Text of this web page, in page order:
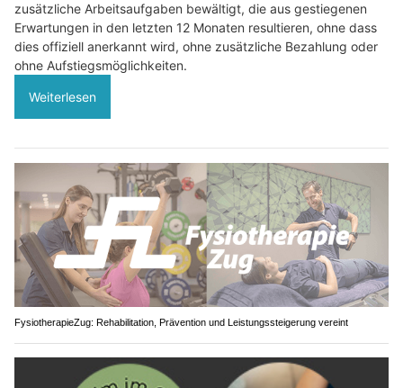
zusätzliche Arbeitsaufgaben bewältigt, die aus gestiegenen
Erwartungen in den letzten 12 Monaten resultieren, ohne dass
dies offiziell anerkannt wird, ohne zusätzliche Bezahlung oder
ohne Aufstiegsmöglichkeiten.
Weiterlesen
FysiotherapieZug: Rehabilitation, Prävention und Leistungssteigerung vereint